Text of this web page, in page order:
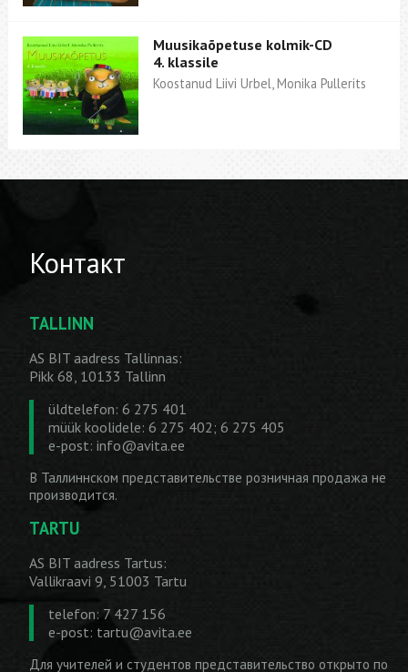
Muusikaõpetuse kolmik-CD
4. klassile
Koostanud Liivi Urbel, Monika Pullerits
Контакт
TALLINN
AS BIT aadress Tallinnas:
Pikk 68, 10133 Tallinn
üldtelefon: 6 275 401
müük koolidele: 6 275 402; 6 275 405
e-post: info@avita.ee
В Таллиннском представительстве розничная продажа не
производится.
TARTU
AS BIT aadress Tartus:
Vallikraavi 9, 51003 Tartu
telefon: 7 427 156
e-post: tartu@avita.ee
Для учителей и студентов представительство открыто по